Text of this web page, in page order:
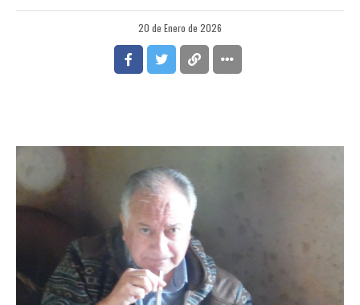
20 de Enero de 2026